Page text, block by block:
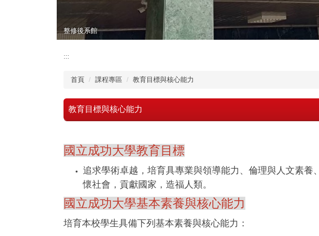
整修後系館
:::
首頁 課程專區 教育目標與核心能力
教育目標與核心能力
國立成功大學教育目標
追求學術卓越，培育具專業與領導能力、倫理與人文素
懷社會，貢獻國家，造福人類。
國立成功大學基本素養與核心能力
培育本校學生具備下列基本素養與核心能力：